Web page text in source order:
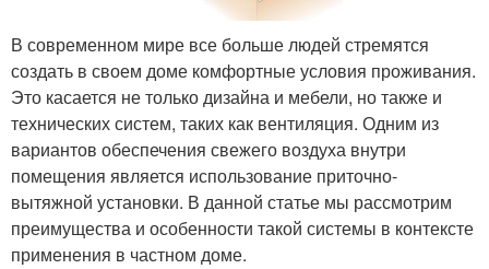
В современном мире все больше людей стремятся
создать в своем доме комфортные условия проживания.
Это касается не только дизайна и мебели, но также и
технических систем, таких как вентиляция. Одним из
вариантов обеспечения свежего воздуха внутри
помещения является использование приточно-
вытяжной установки. В данной статье мы рассмотрим
преимущества и особенности такой системы в контексте
применения в частном доме.